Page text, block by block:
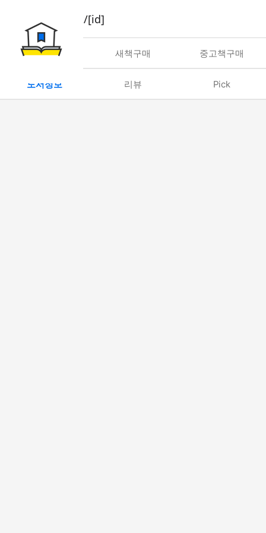
book/rent/[id]
대여 새책구매 중고책구매
도서정보 리뷰 Pick